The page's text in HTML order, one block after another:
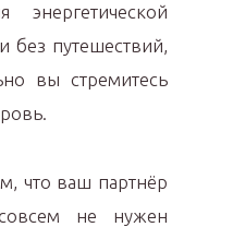
без путешествий,
вы стремитесь
что ваш партнёр
не нужен